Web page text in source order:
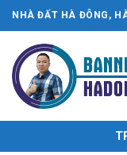
Skip
to
content
NHÀ ĐẤT HÀ ĐÔNG,